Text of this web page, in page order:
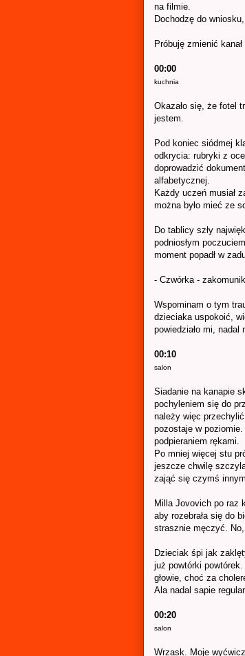
na filmie.
Dochodzę do
Próbuję zmienić
00:00
kuchnia
Okazało się, że fotel
jestem.
Pod koniec siódmej
odkrycia: rubryki z
doprowadzić
alfabetycznej.
Każdy uczeń musiał
można było mieć ze
Do tablicy szły
podniosłym
moment popadł w
- Czwórka -
Wspominam o tym
dzieciaka uspokoić,
powiedziało mi,
00:10
salon
Siadanie na kanapie
pochyleniem się do
należy więc
pozostaje w
podpieraniem rękami.
Po mniej więcej stu
jeszcze chwilę
zająć się czymś
Milla Jovovich po raz
aby rozebrała się do
strasznie męczyć.
Dzieciak śpi jak
już powtórki
głowie, choć za
Ala nadal sapie
00:20
salon
Wrzask. Moje